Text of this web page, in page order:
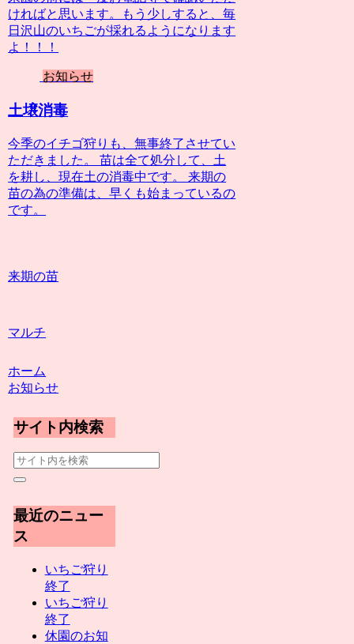
ければと思います。もう少しすると、毎
日沢山のいちごが採れるようになります
よ！！！
お知らせ
土壌消毒
今季のイチゴ狩りも、無事終了させてい
ただきました。 苗は全て処分して、土
を耕し、現在土の消毒中です。 来期の
苗の為の準備は、早くも始まっているの
です。
来期の苗
マルチ
ホーム
お知らせ
サイト内検索
最近のニュー
ス
いちご狩り
終了
いちご狩り
終了
休園のお知